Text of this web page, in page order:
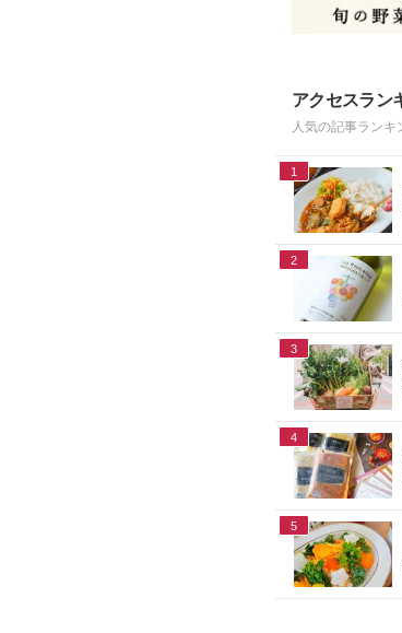
アクセスラン
人気の記事ランキ
1
2
3
4
5